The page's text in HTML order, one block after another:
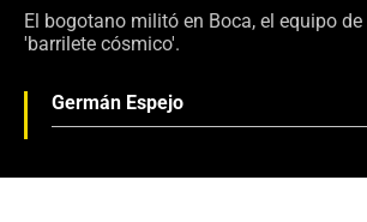
El bogotano militó en Boca, el equipo
'barrilete cósmico'.
Germán Espejo